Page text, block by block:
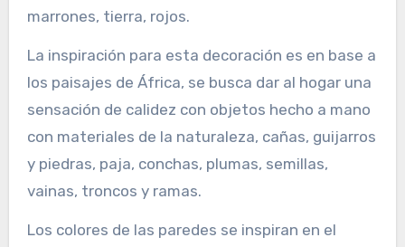
marrones, tierra, rojos.
La inspiración para esta decoración es en base a
los paisajes de África, se busca dar al hogar una
sensación de calidez con objetos hecho a mano
con materiales de la naturaleza, cañas, guijarros
y piedras, paja, conchas, plumas, semillas,
vainas, troncos y ramas.
Los colores de las paredes se inspiran en el